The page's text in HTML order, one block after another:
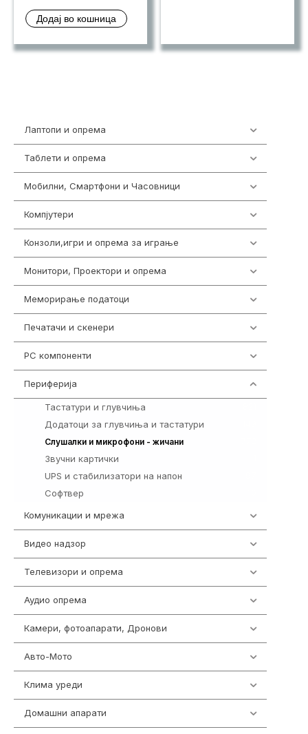
Лаптопи и опрема
Таблети и опрема
Мобилни, Смартфони и Часовници
Компјутери
Конзоли,игри и опрема за играње
Монитори, Проектори и опрема
Меморирање податоци
Печатачи и скенери
PC компоненти
Периферија
Тастатури и глувчиња
Додатоци за глувчиња и тастатури
Слушалки и микрофони - жичани
Звучни картички
UPS и стабилизатори на напон
Софтвер
Комуникации и мрежа
Видео надзор
Телевизори и опрема
Аудио опрема
Камери, фотоапарати, Дронови
Авто-Мото
Клима уреди
Домашни апарати
Додај во кошница